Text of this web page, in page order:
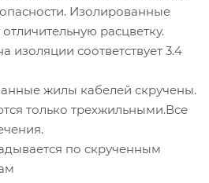
Изолированные
расцветку.
изоляции соответствует 3.4
жилы кабелей скручены.
только трехжильными.Все
по скрученным